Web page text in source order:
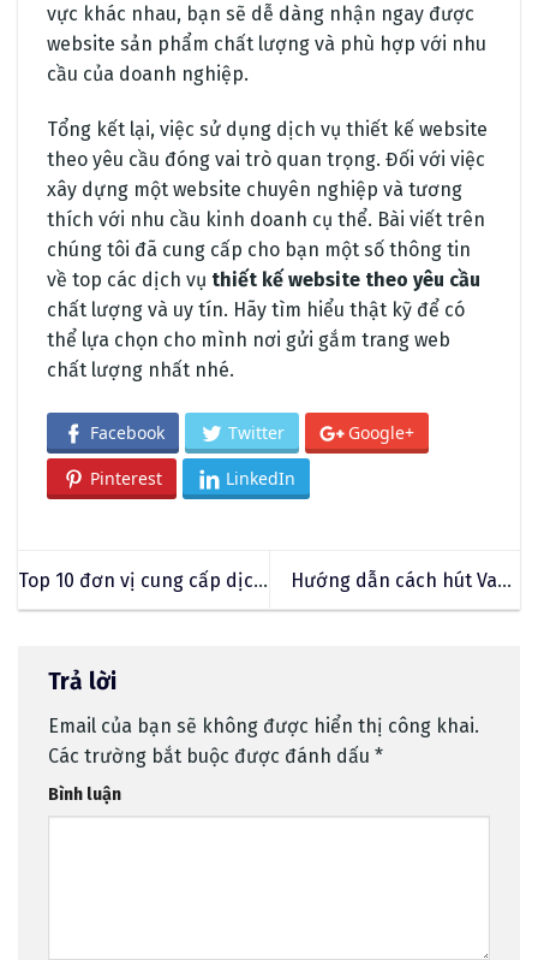
vực khác nhau, bạn sẽ dễ dàng nhận ngay được
website sản phẩm chất lượng và phù hợp với nhu
cầu của doanh nghiệp.
Tổng kết lại, việc sử dụng dịch vụ thiết kế website
theo yêu cầu đóng vai trò quan trọng. Đối với việc
xây dựng một website chuyên nghiệp và tương
thích với nhu cầu kinh doanh cụ thể. Bài viết trên
chúng tôi đã cung cấp cho bạn một số thông tin
về top các dịch vụ thiết kế website theo yêu cầu
chất lượng và uy tín. Hãy tìm hiểu thật kỹ để có
thể lựa chọn cho mình nơi gửi gắm trang web
chất lượng nhất nhé.
Facebook Twitter Google+
Pinterest LinkedIn
Top 10 đơn vị cung cấp dịch
vụ Email Marketing hiệu
Hướng dẫn cách hút Vape
đúng cách, an toàn mà bạn
Trả lời
Email của bạn sẽ không được hiển thị công khai.
Các trường bắt buộc được đánh dấu *
Bình luận